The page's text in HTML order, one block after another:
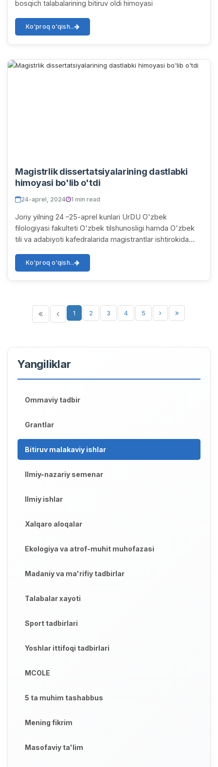
bosqich talabalarining bitiruv oldi himoyasi
Ko'proq o'qish...
Magistrlik dissertatsiyalarining dastlabki
himoyasi bo'lib o'tdi
24-aprel, 2024 1 min read
Joriy yilning 24 –25-aprel kunlari UrDU O'zbek
filologiyasi fakulteti O'zbek tilshunosligi hamda O'zbek
tili va adabiyoti kafedralarida magistrantlar ishtirokida
Ko'proq o'qish...
1 2 3 4 5
Yangiliklar
Ommaviy tadbir
Grantlar
Bitiruv malakaviy ishlar
Ilmiy-nazariy semenar
Ilmiy ishlar
Xalqaro aloqalar
Ekologiya va atrof-muhit muhofazasi
Madaniy va ma'rifiy tadbirlar
Talabalar xayoti
Sport tadbirlari
Yoshlar ittifoqi tadbirlari
MCOLE
5 ta muhim tashabbus
Mening fikrim
Masofaviy ta'lim